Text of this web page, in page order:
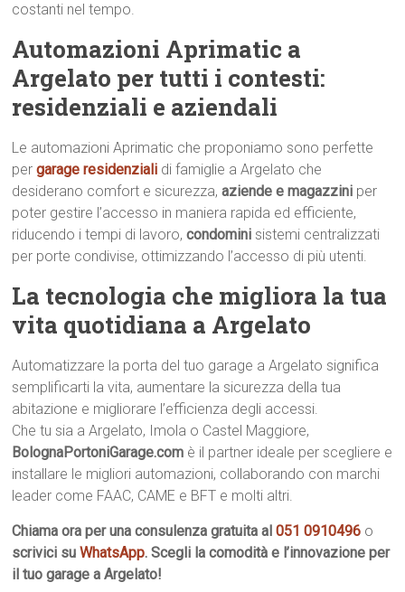
costanti nel tempo.
Automazioni Aprimatic a
Argelato per tutti i contesti:
residenziali e aziendali
Le automazioni Aprimatic che proponiamo sono perfette
pergarage residenziali di famiglie a Argelato che
desiderano comfort e sicurezza,aziende e magazzini per
poter gestire l’accesso in maniera rapida ed efficiente,
riducendo i tempi di lavoro,condomini sistemi centralizzati
per porte condivise, ottimizzando l’accesso di più utenti.
La tecnologia che migliora la tua
vita quotidiana a Argelato
Automatizzare la porta del tuo garage a Argelato significa
semplificarti la vita, aumentare la sicurezza della tua
abitazione e migliorare l’efficienza degli accessi.
Che tu sia a Argelato, Imola o Castel Maggiore,
BolognaPortoniGarage.com è il partner ideale per scegliere e
installare le migliori automazioni, collaborando con marchi
leader come FAAC, CAME e BFT e molti altri.
Chiama ora per una consulenza gratuita al051 0910496 o
scrivici suWhatsApp. Scegli la comodità e l’innovazione per
il tuo garage a Argelato!